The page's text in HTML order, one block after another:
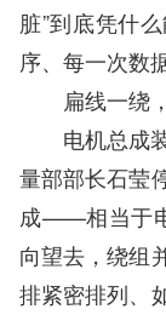
脏”到底凭什
序、每一次数
扁线一绕
电机总成
量部部长石莹
成——相当于
向望去，绕组
排紧密排列、